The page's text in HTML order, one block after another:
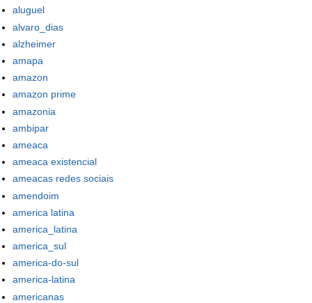
aluguel
alvaro_dias
alzheimer
amapa
amazon
amazon prime
amazonia
ambipar
ameaca
ameaca existencial
ameacas redes sociais
amendoim
america latina
america_latina
america_sul
america-do-sul
america-latina
americanas